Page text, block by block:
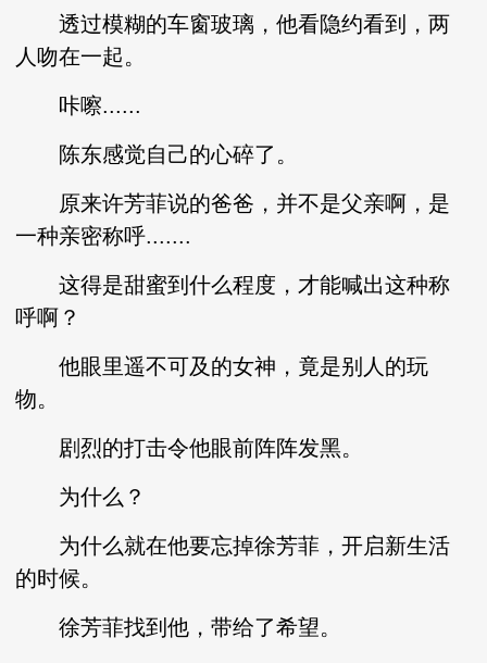
透过模糊的车窗玻璃，他看隐约看到，两
人吻在一起。
咔嚓......
陈东感觉自己的心碎了。
原来许芳菲说的爸爸，并不是父亲啊，是
一种亲密称呼.......
这得是甜蜜到什么程度，才能喊出这种称
呼啊？
他眼里遥不可及的女神，竟是别人的玩
物。
剧烈的打击令他眼前阵阵发黑。
为什么？
为什么就在他要忘掉徐芳菲，开启新生活
的时候。
徐芳菲找到他，带给了希望。